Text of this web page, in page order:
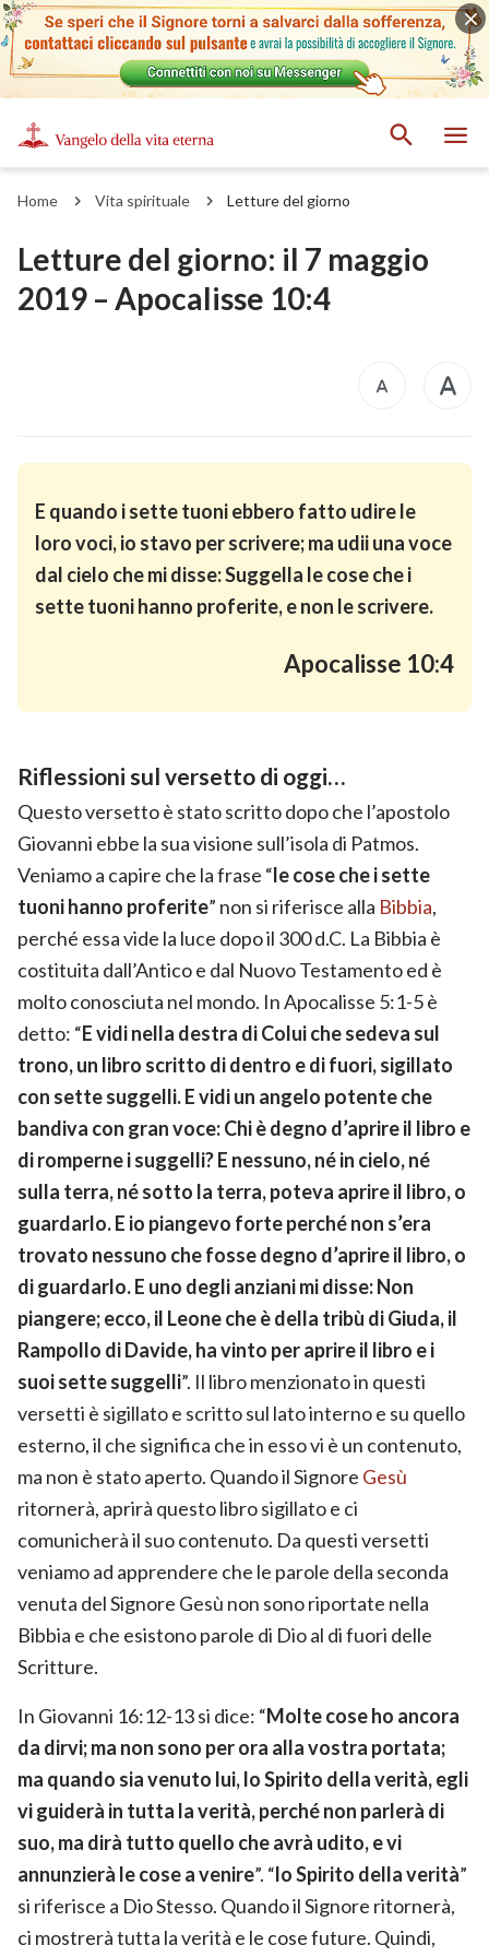
Home Vita spirituale Letture del giorno
Letture del giorno: il 7 maggio
2019 – Apocalisse 10:4
E quando i sette tuoni ebbero fatto udire le
loro voci, io stavo per scrivere; ma udii una voce
dal cielo che mi disse: Suggella le cose che i
sette tuoni hanno proferite, e non le scrivere.
Apocalisse 10:4
Riflessioni sul versetto di oggi…
Questo versetto è stato scritto dopo che l’apostolo
Giovanni ebbe la sua visione sull’isola di Patmos.
Veniamo a capire che la frase “le cose che i sette
tuoni hanno proferite” non si riferisce alla Bibbia,
perché essa vide la luce dopo il 300 d.C. La Bibbia è
costituita dall’Antico e dal Nuovo Testamento ed è
molto conosciuta nel mondo. In Apocalisse 5:1-5 è
detto: “E vidi nella destra di Colui che sedeva sul
trono, un libro scritto di dentro e di fuori, sigillato
con sette suggelli. E vidi un angelo potente che
bandiva con gran voce: Chi è degno d’aprire il libro e
di romperne i suggelli? E nessuno, né in cielo, né
sulla terra, né sotto la terra, poteva aprire il libro, o
guardarlo. E io piangevo forte perché non s’era
trovato nessuno che fosse degno d’aprire il libro, o
di guardarlo. E uno degli anziani mi disse: Non
piangere; ecco, il Leone che è della tribù di Giuda, il
Rampollo di Davide, ha vinto per aprire il libro e i
suoi sette suggelli”. Il libro menzionato in questi
versetti è sigillato e scritto sul lato interno e su quello
esterno, il che significa che in esso vi è un contenuto,
ma non è stato aperto. Quando il Signore Gesù
ritornerà, aprirà questo libro sigillato e ci
comunicherà il suo contenuto. Da questi versetti
veniamo ad apprendere che le parole della seconda
venuta del Signore Gesù non sono riportate nella
Bibbia e che esistono parole di Dio al di fuori delle
Scritture.
In Giovanni 16:12-13 si dice: “Molte cose ho ancora
da dirvi; ma non sono per ora alla vostra portata;
ma quando sia venuto lui, lo Spirito della verità, egli
vi guiderà in tutta la verità, perché non parlerà di
suo, ma dirà tutto quello che avrà udito, e vi
annunzierà le cose a venire”. “lo Spirito della verità”
si riferisce a Dio Stesso. Quando il Signore ritornerà,
ci mostrerà tutta la verità e le cose future. Quindi,